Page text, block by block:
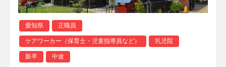
愛知県 正職員
ケアワーカー（保育士・児童指導員など） 乳児院
新卒 中途